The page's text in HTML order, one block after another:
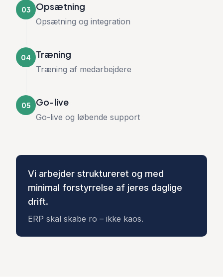
03 Opsætning
Opsætning og integration
04 Træning
Træning af medarbejdere
05 Go-live
Go-live og løbende support
Vi arbejder struktureret og med
minimal forstyrrelse af jeres daglige
drift.
ERP skal skabe ro – ikke kaos.